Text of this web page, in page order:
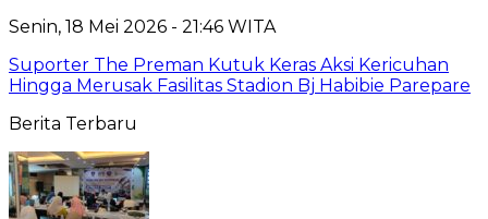
Senin, 18 Mei 2026 - 21:46 WITA
Suporter The Preman Kutuk Keras Aksi Kericuhan
Hingga Merusak Fasilitas Stadion Bj Habibie Parepare
Berita Terbaru